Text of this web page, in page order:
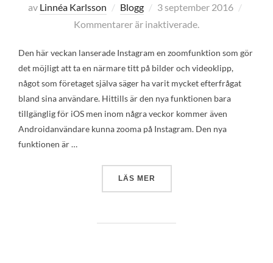
av Linnéa Karlsson Blogg
Publicerat
den
3 september 2016
Kommentarer är inaktiverade.
Den här veckan lanserade Instagram en zoomfunktion som gör
det möjligt att ta en närmare titt på bilder och videoklipp,
något som företaget själva säger ha varit mycket efterfrågat
bland sina användare. Hittills är den nya funktionen bara
tillgänglig för iOS men inom några veckor kommer även
Androidanvändare kunna zooma på Instagram. Den nya
funktionen är …
LÄS MER